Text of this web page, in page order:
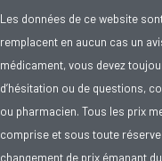
Les données de ce website
remplacent en aucun cas un
médicament, vous devez
d’hésitation ou de questions,
ou pharmacien. Tous les prix
comprise et sous toute réserve
changement de prix émanant